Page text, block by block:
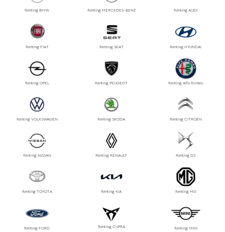
Renting BMW Renting MERCEDES-BENZ Renting AUDI
Renting FIAT Renting SEAT Renting HYUNDAI
Renting OPEL Renting PEUGEOT Renting Alfa Romeo
Renting VOLKSWAGEN Renting SKODA Renting CITROËN
Renting NISSAN Renting RENAULT Renting DS
Renting TOYOTA Renting KIA Renting MG
Renting FORD Renting CUPRA Renting MINI